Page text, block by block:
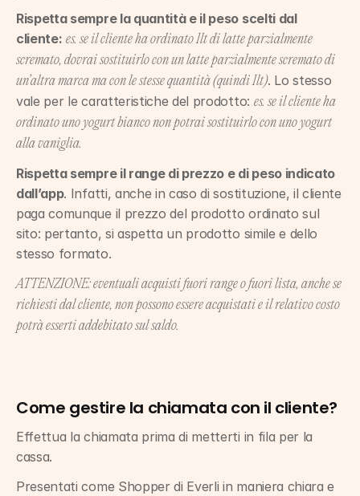
Rispetta sempre la quantità e il peso scelti dal
cliente: es. se il cliente ha ordinato 1lt di latte parzialmente
scremato, dovrai sostituirlo con un latte parzialmente scremato di
un’altra marca ma con le stesse quantità (quindi 1lt). Lo stesso
vale per le caratteristiche del prodotto: es. se il cliente ha
ordinato uno yogurt bianco non potrai sostituirlo con uno yogurt
alla vaniglia.
Rispetta sempre il range di prezzo e di peso indicato
dall’app. Infatti, anche in caso di sostituzione, il cliente
paga comunque il prezzo del prodotto ordinato sul
sito: pertanto, si aspetta un prodotto simile e dello
stesso formato.
ATTENZIONE: eventuali acquisti fuori range o fuori lista, anche se
richiesti dal cliente, non possono essere acquistati e il relativo costo
potrà esserti addebitato sul saldo.
Come gestire la chiamata con il cliente?
Effettua la chiamata prima di metterti in fila per la
cassa.
Presentati come Shopper di Everli in maniera chiara e